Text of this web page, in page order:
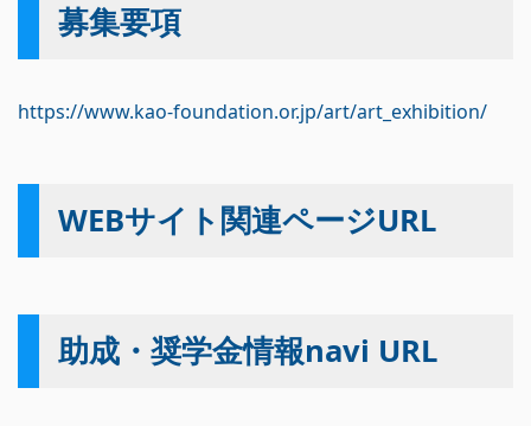
募集要項
https://www.kao-foundation.or.jp/art/art_exhibition/
WEBサイト関連ページURL
助成・奨学金情報navi URL